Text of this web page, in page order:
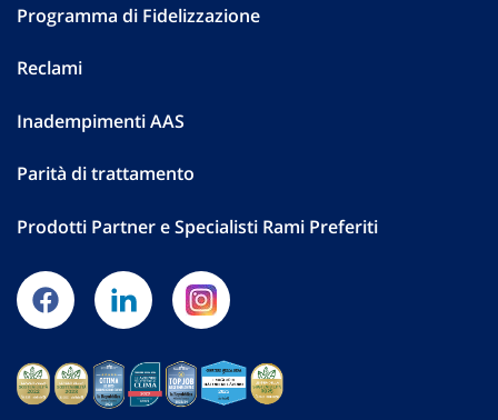
Programma di Fidelizzazione
Reclami
Inadempimenti AAS
Parità di trattamento
Prodotti Partner e Specialisti Rami Preferiti